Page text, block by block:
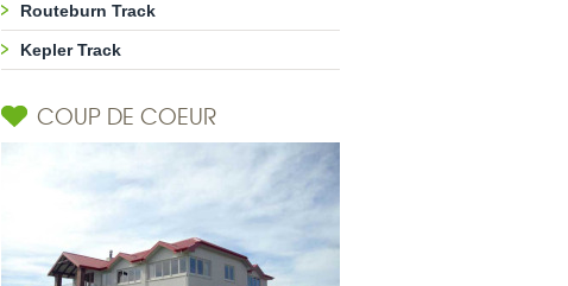
Routeburn Track
Kepler Track
COUP DE COEUR